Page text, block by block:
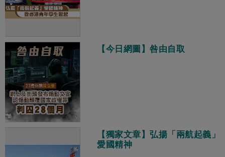
【今日網圖】咎由自取
【獨家文章】弘揚「兩航起義」
愛國精神